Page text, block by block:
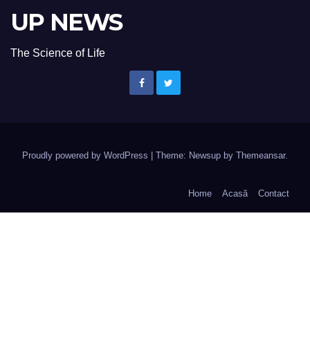
UP NEWS
The Science of Life
Proudly powered by WordPress Theme: Newsup by Themeansar.
Home Acasă Contact